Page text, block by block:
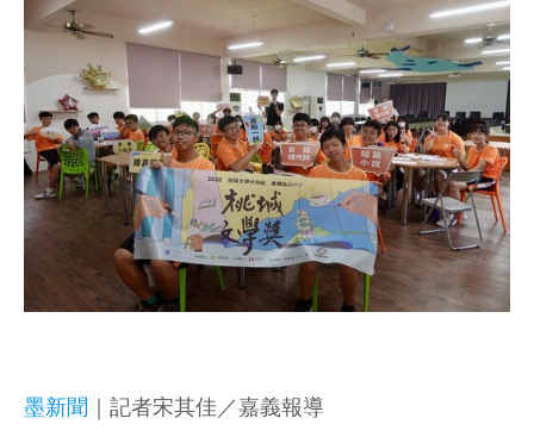
墨新聞 ｜記者宋其佳／嘉義報導